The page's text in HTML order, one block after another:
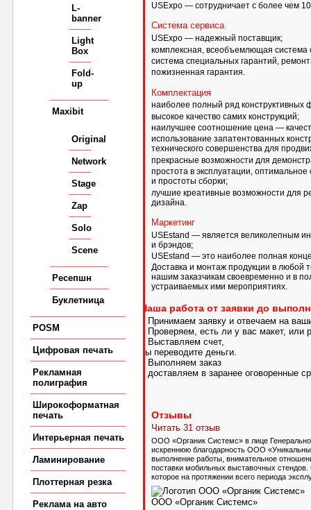
L-
banner
Light
Box
Fold-
up
Maxibit
Original
Network
Stage
Zap
Solo
Scene
Ресепшн
Буклетница
POSM
Цифровая печать
Рекламная
полиграфия
Широкоформатная
печать
Интерьерная печать
Ламинирование
Плоттерная резка
Реклама на авто
USExpo — сотрудничает с более чем
Система сервиса
USExpo — надежный поставщик;
комплексная, всеобъемлющая система
система специальных гарантий,
пожизненная гарантия.
Комплектация
наиболее полный ряд конструктивных
высокое качество самих конструкций;
наилучшее соотношение цена —
использование запатентованных
технического совершенства для
прекрасные возможности для
простота в эксплуатации,
и простоты сборки;
лучшие креативные возможности для
дизайна.
Маркетинг
USEstand — является великолепным
и брэндов;
USEstand — это наиболее полная
Доставка и монтаж продукции в любой
нашим заказчикам своевременно и в
устраиваемых ими мероприятиях.
Наша работа от заявки до
Принимаем заявку и отвечаем на
Проверяем, есть ли у вас макет, или
Выставляем счет,
вы переводите деньги.
Выполняем заказ
и доставляем в заранее оговоренные
Отзывы
Читать 31 отзыв
ООО «Органик Системс» в лице
искреннюю благодарность ООО
выполнение работы, внимательное
поставки мобильных выставочных
которое на протяжении всего периода
ООО «Органик Системс»